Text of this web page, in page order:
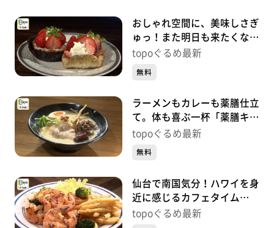
おしゃれ空間に、美味しさぎ
ゅっ！また明日も来たくなる
店「ADEMAIN」（泉区泉中
topoぐるめ最新
無料
ラーメンもカレーも薬膳仕立
て。体も喜ぶ一杯「薬膳キッ
チン喜楽」（大和町吉岡上柴
topoぐるめ最新
無料
仙台で南国気分！ハワイを身
近に感じるカフェタイム
「ʻOno Space」（若林区東
topoぐるめ最新